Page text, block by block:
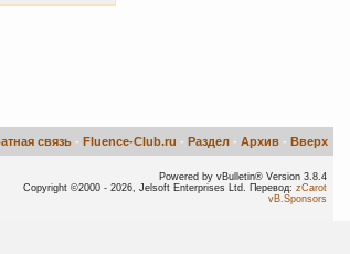
связь - Fluence-Club.ru - Раздел - Архив - Вверх
Powered by vBulletin® Version 3.8.4
Copyright ©2000 - 2026, Jelsoft Enterprises Ltd. Перевод: zCarot
vB.Sponsors